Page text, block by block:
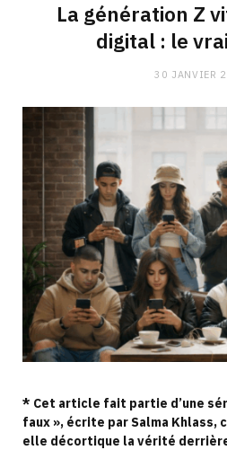
La génération Z
digital : le
30 JANVIER
* Cet article fait partie d’une
faux », écrite par Salma Khlass,
elle décortique la vérité